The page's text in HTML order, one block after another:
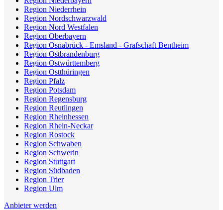
Region Niederrhein
Region Nordschwarzwald
Region Nord Westfalen
Region Oberbayern
Region Osnabrück - Emsland - Grafschaft Bentheim
Region Ostbrandenburg
Region Ostwürttemberg
Region Ostthüringen
Region Pfalz
Region Potsdam
Region Regensburg
Region Reutlingen
Region Rheinhessen
Region Rhein-Neckar
Region Rostock
Region Schwaben
Region Schwerin
Region Stuttgart
Region Südbaden
Region Trier
Region Ulm
Anbieter werden